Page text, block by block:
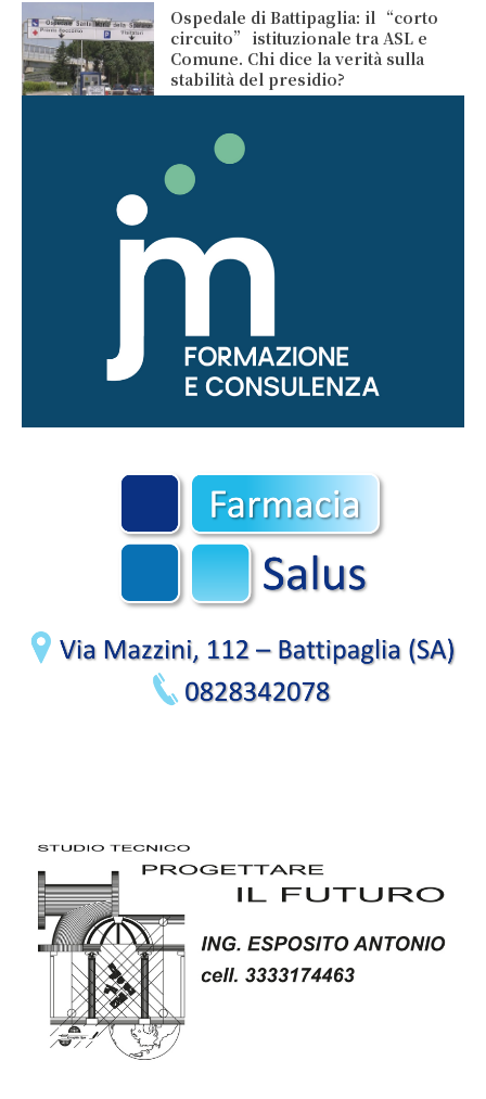
Ospedale di Battipaglia: il “corto
circuito” istituzionale tra ASL e
Comune. Chi dice la verità sulla
stabilità del presidio?